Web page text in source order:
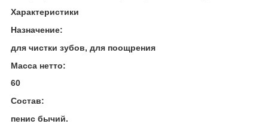
Характеристики
Назначение:
для чистки зубов, для поощрения
Масса нетто:
60
Состав:
пенис бычий.